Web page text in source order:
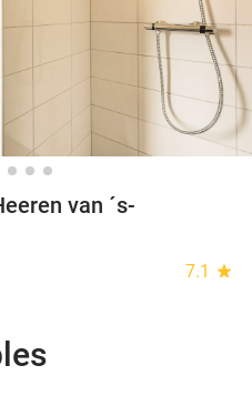
de membres
van ´s-
7.1 star